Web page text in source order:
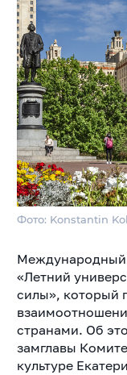
Фото: Konstantin
Международный
«Летний
силы», который
странами. Об
замглавы
культуре